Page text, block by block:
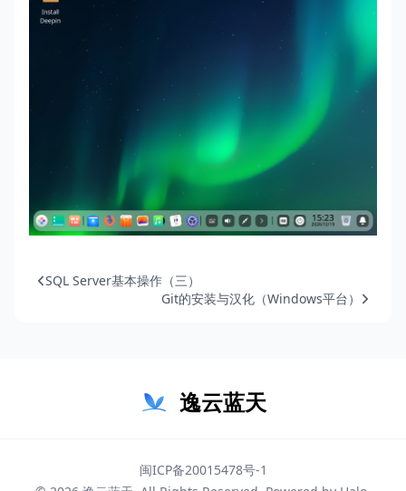
SQL Server基本操作（三）
Git的安装与汉化（Windows平台）
逸云蓝天
闽ICP备20015478号-1